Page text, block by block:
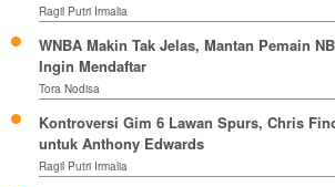
Ragil Putri Irmalia
WNBA Makin Tak Jelas, Mantan Pemain
Ingin Mendaftar
Tora Nodisa
Kontroversi Gim 6 Lawan Spurs, Chris
untuk Anthony Edwards
Ragil Putri Irmalia